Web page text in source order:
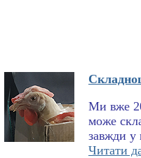
Ми вже
може
завжди у
Читати